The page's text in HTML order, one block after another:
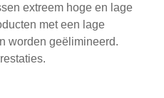
extreem hoge en lage
met een lage
worden geëlimineerd.